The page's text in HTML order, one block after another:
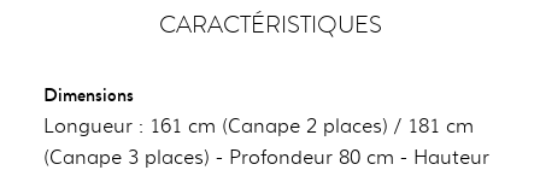
CARACTÉRISTIQUES
Dimensions
Longueur : 161 cm (Canape 2 places) / 181 cm
(Canape 3 places) - Profondeur 80 cm - Hauteur